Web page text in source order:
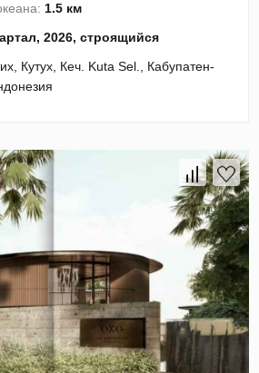
1.5 км
2026, строящийся
Кутух, Кеч. Kuta Sel., Кабупатен-